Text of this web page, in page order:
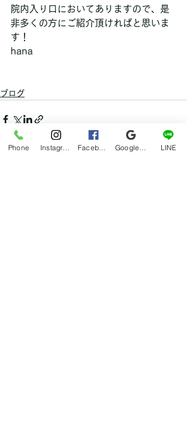
院内入り口においてありますので、是
非多くの方にご紹介頂ければと思いま
す！
hana
ブログ
Phone LINE